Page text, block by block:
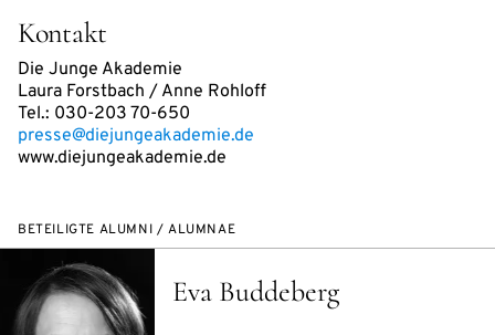
Kontakt
Die Junge Akademie
Laura Forstbach / Anne Rohloff
Tel.: 030-203 70-650
presse@diejungeakademie.de
www.diejungeakademie.de
BETEILIGTE ALUMNI / ALUMNAE
Eva Buddeberg